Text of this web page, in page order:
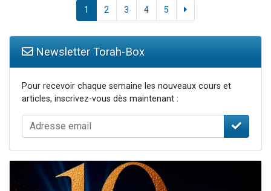
1 2 3 4 5
Newsletter Torah-Box
Pour recevoir chaque semaine les nouveaux cours et
articles, inscrivez-vous dès maintenant :